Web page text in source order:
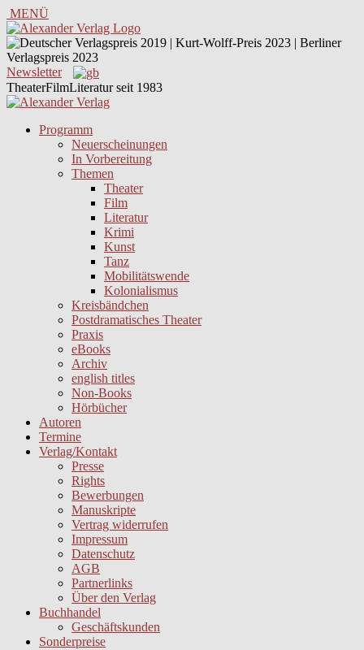
MENÜ
Newsletter
TheaterFilmLiteratur seit 1983
Programm
Neuerscheinungen
In Vorbereitung
Themen
Theater
Film
Literatur
Krimi
Kunst
Tanz
Mobilitätswende
Kolonialismus
Kreisbändchen
Postdramatisches Theater
Praxis
eBooks
Archiv
english titles
Non-Books
Hörbücher
Autoren
Termine
Verlag/Kontakt
Presse
Rights
Bewerbungen
Manuskripte
Vertrag widerrufen
Impressum
Datenschutz
AGB
Partnerlinks
Über den Verlag
Buchhandel
Geschäftskunden
Sonderpreise